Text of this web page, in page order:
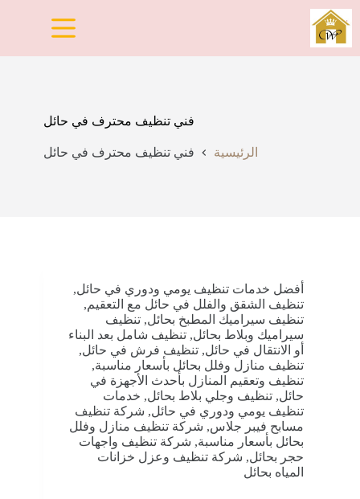
التجاوز
إلى
المحتوى
فني تنظيف محترف في حائل
الرئيسية فني تنظيف محترف في حائل
أفضل خدمات تنظيف يومي ودوري في حائل,
تنظيف الشقق والفلل في حائل مع التعقيم,
تنظيف سيراميك المطبخ بحائل, تنظيف
سيراميك وبلاط بحائل, تنظيف شامل بعد البناء
أو الانتقال في حائل, تنظيف فرش في حائل,
تنظيف منازل وفلل بحائل بأسعار مناسبة,
تنظيف وتعقيم المنازل بأحدث الأجهزة في
حائل, تنظيف وجلي بلاط بحائل, خدمات
تنظيف يومي ودوري في حائل, شركة تنظيف
مسابح فيبر جلاس, شركة تنظيف منازل وفلل
بحائل بأسعار مناسبة, شركة تنظيف واجهات
حجر بحائل, شركة تنظيف وعزل خزانات
المياه بحائل